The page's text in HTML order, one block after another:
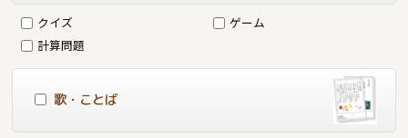
クイズ
ゲーム
計算問題
歌・ことば